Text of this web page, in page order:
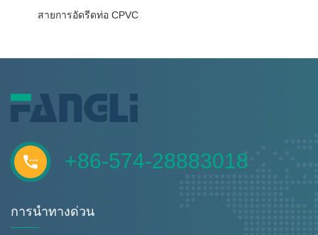
สายการอัดรีดท่อ CPVC
+86-574-28883018
การนำทางด่วน